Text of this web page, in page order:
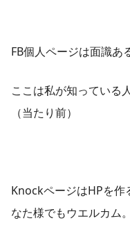
FB個人ページは面識あ
ここは私が知っている
（当たり前）
KnockページはHPを作
なた様でもウエルカム。